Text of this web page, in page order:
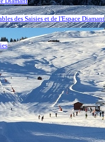
des Saisies et de l'Espace Diamant